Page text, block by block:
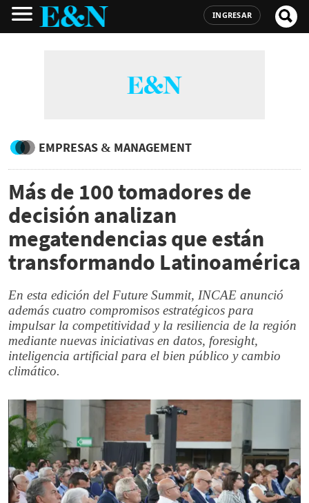
INGRESAR
EMPRESAS & MANAGEMENT
Más de 100 tomadores de
decisión analizan
megatendencias que están
transformando Latinoamérica
En esta edición del Future Summit, INCAE anunció
además cuatro compromisos estratégicos para
impulsar la competitividad y la resiliencia de la región
mediante nuevas iniciativas en datos, foresight,
inteligencia artificial para el bien público y cambio
climático.